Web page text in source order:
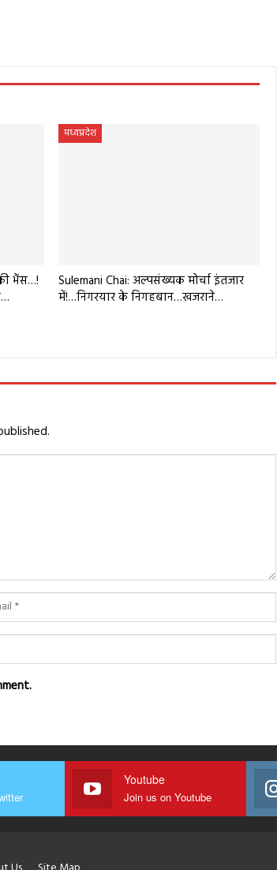
भैंस…!
मध्यप्रदेश
Sulemani Chai: अल्पसंख्यक मोर्चा इंतजार
में!…निगरयार के निगहबान…खजराने…
Youtube
Join us on Youtube